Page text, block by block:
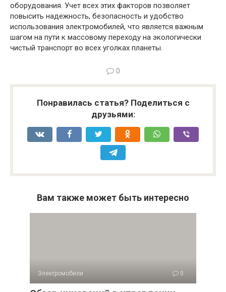
оборудования. Учет всех этих факторов позволяет
повысить надежность, безопасность и удобство
использования электромобилей, что является важным
шагом на пути к массовому переходу на экологически
чистый транспорт во всех уголках планеты.
0
Понравилась статья? Поделиться с
друзьями:
Вам также может быть интересно
Электромобили 0